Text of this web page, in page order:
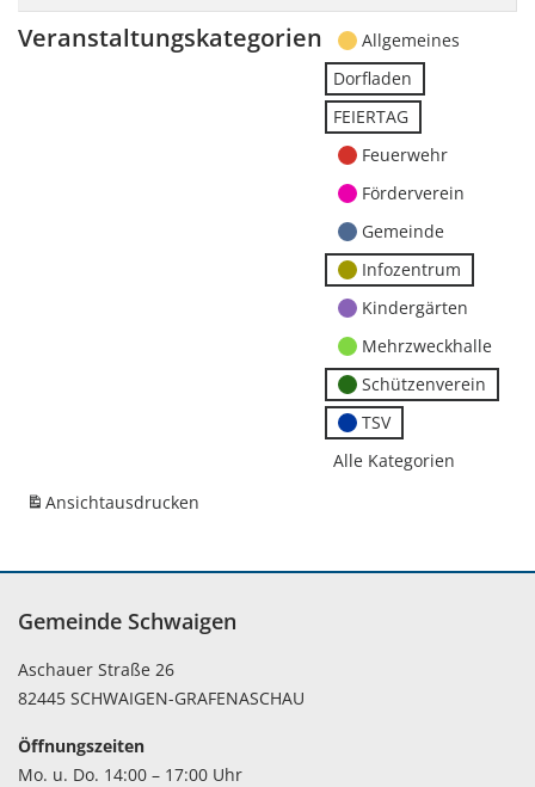
Veranstaltungskategorien
Allgemeines
Dorfladen
FEIERTAG
Feuerwehr
Förderverein
Gemeinde
Infozentrum
Kindergärten
Mehrzweckhalle
Schützenverein
TSV
Alle Kategorien
Ansichtausdrucken
Gemeinde Schwaigen
Aschauer Straße 26
82445 SCHWAIGEN-GRAFENASCHAU
Öffnungszeiten
Mo. u. Do. 14:00 – 17:00 Uhr